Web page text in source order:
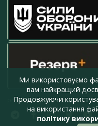
press@armyinform.com.ua
Ми використовуємо
вам найкращий
Продовжуючи
на використання
політику